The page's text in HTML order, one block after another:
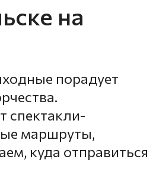
на
порадует
спектакли-
маршруты,
куда отправиться